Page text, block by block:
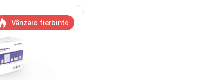
Vânzare fierbinte